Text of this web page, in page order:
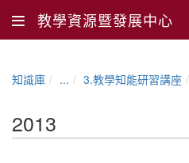
教學資源暨發展中心
知識庫 ... 3.教學知能研習講座
2013